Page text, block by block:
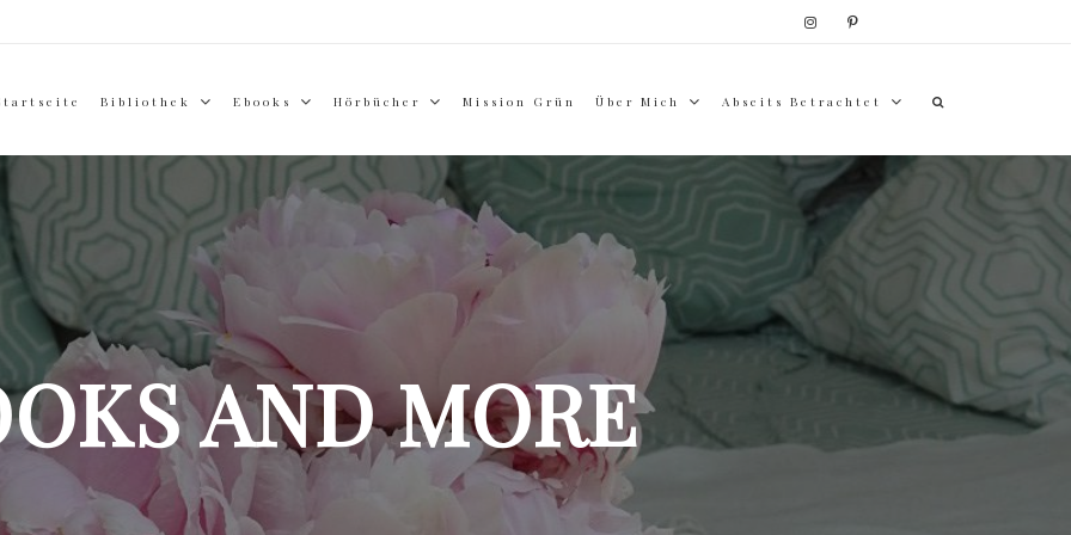
Bibliothek Ebooks Hörbücher Mission Grün Über Mich Abseits Betrachtet
AND MORE